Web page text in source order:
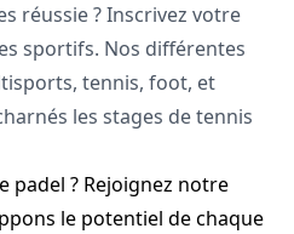
réussie ? Inscrivez votre
sportifs. Nos différentes
tennis, foot, et
les stages de tennis
padel ? Rejoignez notre
le potentiel de chaque